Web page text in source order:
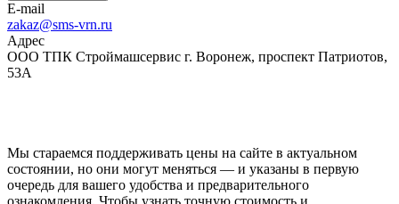
E-mail
zakaz@sms-vrn.ru
Адрес
ООО ТПК Строймашсервис г. Воронеж, проспект Патриотов,
53А
Мы стараемся поддерживать цены на сайте в актуальном
состоянии, но они могут меняться — и указаны в первую
очередь для вашего удобства и предварительного
ознакомления. Чтобы узнать точную стоимость и